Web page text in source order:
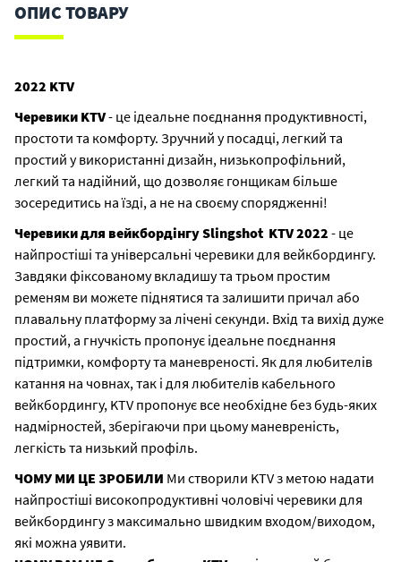
ОПИС ТОВАРУ
2022 KTV
Черевики KTV- це ідеальне поєднання продуктивності,
простоти та комфорту. Зручний у посадці, легкий та
простий у використанні дизайн, низькопрофільний,
легкий та надійний, що дозволяє гонщикам більше
зосередитись на їзді, а не на своєму спорядженні!
Черевики для вейкбордінгуSlingshot KTV 2022 - це
найпростіші та універсальні черевики для вейкбордингу.
Завдяки фіксованому вкладишу та трьом простим
ременям ви можете піднятися та залишити причал або
плавальну платформу за лічені секунди. Вхід та вихід дуже
простий, а гнучкість пропонує ідеальне поєднання
підтримки, комфорту та маневреності. Як для любителів
катання на човнах, так і для любителів кабельного
вейкбордингу, KTV пропонує все необхідне без будь-яких
надмірностей, зберігаючи при цьому маневреність,
легкість та низький профіль.
ЧОМУ МИ ЦЕ ЗРОБИЛИ Ми створили KTV з метою надати
найпростіші високопродуктивні чоловічі черевики для
вейкбордингу з максимально швидким входом/виходом,
які можна уявити.